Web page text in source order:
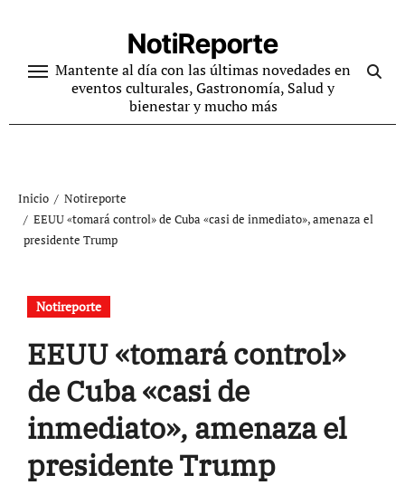
contenido
NotiReporte
Mantente al día con las últimas novedades en
eventos culturales, Gastronomía, Salud y
bienestar y mucho más
Inicio
Notireporte
EEUU «tomará control» de Cuba «casi de inmediato», amenaza el
presidente Trump
Notireporte
EEUU «tomará control»
de Cuba «casi de
inmediato», amenaza el
presidente Trump